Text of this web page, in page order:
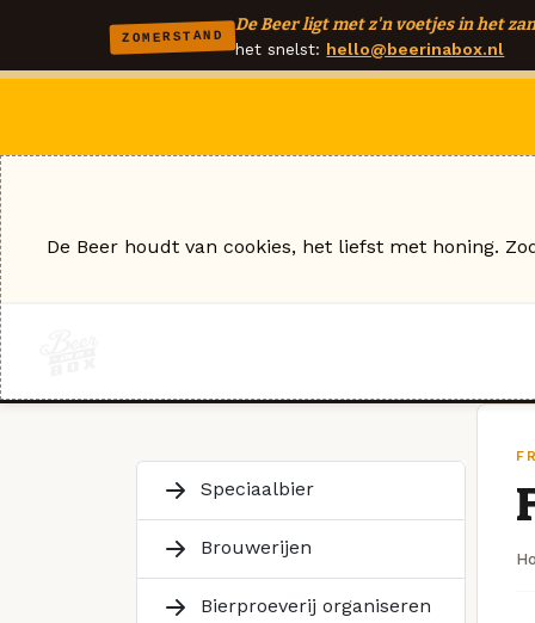
ZOMERSTAND
De Beer ligt met z'n voetjes in het
het snelst: hello@beerinabox.nl
Speciaalbier
Brouwerijen
Bierproeverij organiseren
De Beer houdt van cookies, het liefst met honing.